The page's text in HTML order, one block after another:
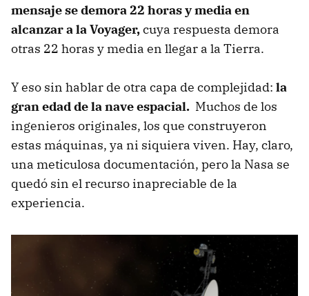
mensaje se demora 22 horas y media en
alcanzar a la Voyager,cuya respuesta demora
otras 22 horas y media en llegar a la Tierra.
Y eso sin hablar de otra capa de complejidad: la
gran edad de la nave espacial. Muchos de los
ingenieros originales, los que construyeron
estas máquinas, ya ni siquiera viven. Hay, claro,
una meticulosa documentación, pero la Nasa se
quedó sin el recurso inapreciable de la
experiencia.